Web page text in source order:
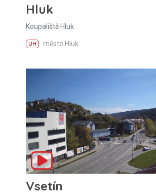
Hluk
Koupaliště Hluk
UH město Hluk
Vsetín